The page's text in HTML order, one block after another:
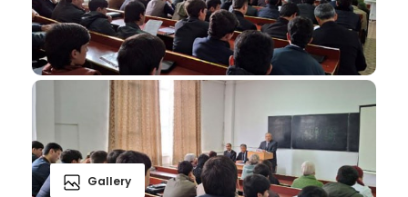
Gallery